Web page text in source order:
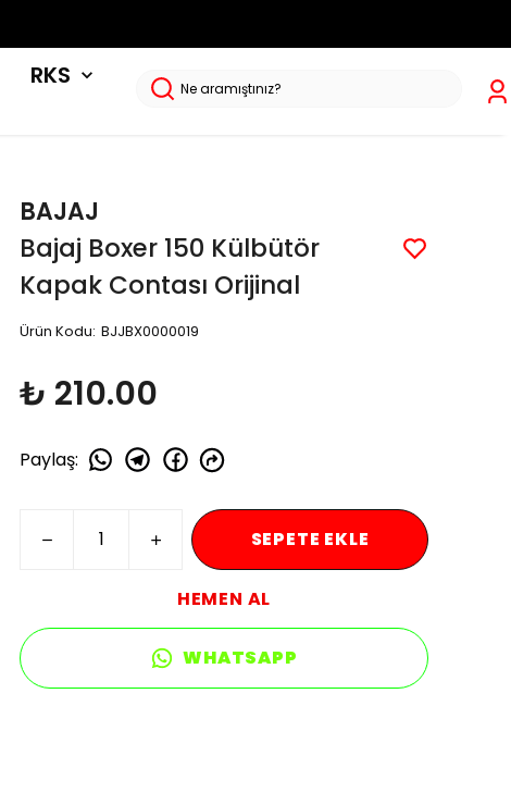
RKS
BAJAJ
Bajaj Boxer 150 Külbütör
Kapak Contası Orijinal
Ürün Kodu: BJJBX0000019
₺ 210.00
Paylaş:
SEPETE EKLE
HEMEN AL
WHATSAPP